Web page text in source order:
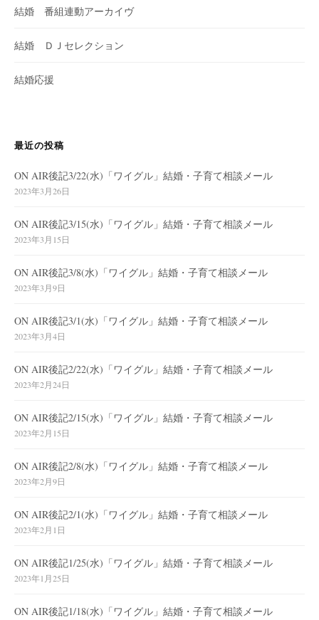
結婚 番組連動アーカイヴ
結婚 ＤＪセレクション
結婚応援
最近の投稿
ON AIR後記3/22(水)「ワイグル」結婚・子育て相談メール
2023年3月26日
ON AIR後記3/15(水)「ワイグル」結婚・子育て相談メール
2023年3月15日
ON AIR後記3/8(水)「ワイグル」結婚・子育て相談メール
2023年3月9日
ON AIR後記3/1(水)「ワイグル」結婚・子育て相談メール
2023年3月4日
ON AIR後記2/22(水)「ワイグル」結婚・子育て相談メール
2023年2月24日
ON AIR後記2/15(水)「ワイグル」結婚・子育て相談メール
2023年2月15日
ON AIR後記2/8(水)「ワイグル」結婚・子育て相談メール
2023年2月9日
ON AIR後記2/1(水)「ワイグル」結婚・子育て相談メール
2023年2月1日
ON AIR後記1/25(水)「ワイグル」結婚・子育て相談メール
2023年1月25日
ON AIR後記1/18(水)「ワイグル」結婚・子育て相談メール